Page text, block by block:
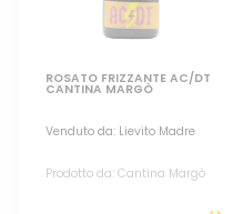
ROSATO FRIZZANTE AC/DT
CANTINA MARGÒ
Venduto da: Lievito Madre
Prodotto da: Cantina Margò